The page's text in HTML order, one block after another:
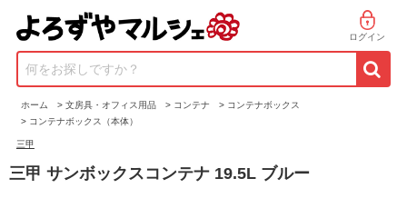
ログイン
何をお探しですか？
ホーム > 文房具・オフィス用品 > コンテナ > コンテナボックス
> コンテナボックス（本体）
三甲
三甲 サンボックスコンテナ 19.5L ブルー